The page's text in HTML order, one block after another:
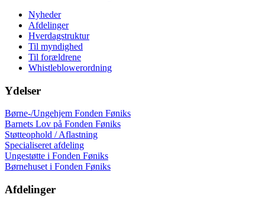
Nyheder
Afdelinger
Hverdagstruktur
Til myndighed
Til forældrene
Whistleblowerordning
Ydelser
Børne-/Ungehjem Fonden Føniks
Barnets Lov på Fonden Føniks
Støtteophold / Aflastning
Specialiseret afdeling
Ungestøtte i Fonden Føniks
Børnehuset i Fonden Føniks
Afdelinger